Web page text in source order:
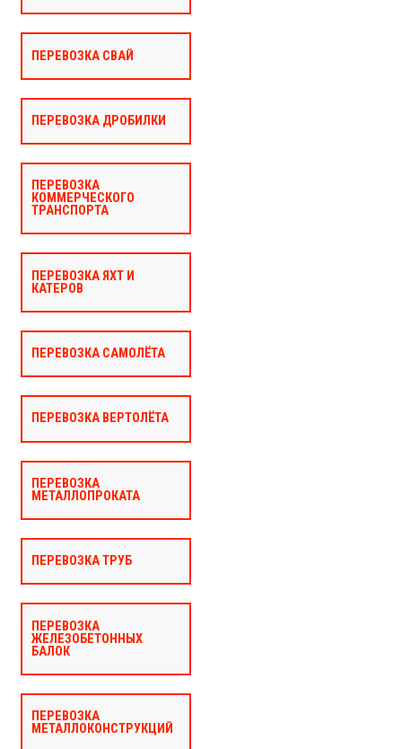
ПЕРЕВОЗКА СВАЙ
ПЕРЕВОЗКА ДРОБИЛКИ
ПЕРЕВОЗКА
КОММЕРЧЕСКОГО
ТРАНСПОРТА
ПЕРЕВОЗКА ЯХТ И
КАТЕРОВ
ПЕРЕВОЗКА САМОЛЁТА
ПЕРЕВОЗКА ВЕРТОЛЁТА
ПЕРЕВОЗКА
МЕТАЛЛОПРОКАТА
ПЕРЕВОЗКА ТРУБ
ПЕРЕВОЗКА
ЖЕЛЕЗОБЕТОННЫХ
БАЛОК
ПЕРЕВОЗКА
МЕТАЛЛОКОНСТРУКЦИЙ